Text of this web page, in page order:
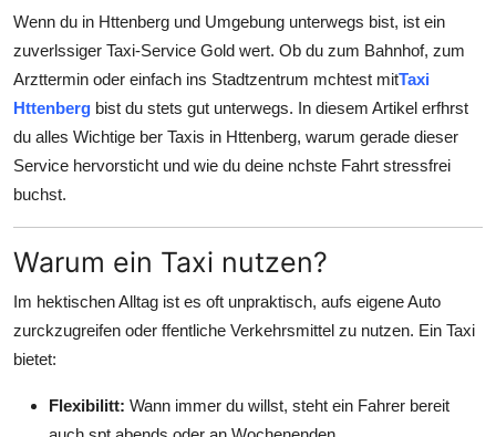
Business
Finance
Tech
General
How To
Support Number
Wenn du in Httenberg und Umgebung unterwegs bist, ist ein
zuverlssiger Taxi-Service Gold wert. Ob du zum Bahnhof, zum
Arzttermin oder einfach ins Stadtzentrum mchtest mitTaxi
Httenberg bist du stets gut unterwegs. In diesem Artikel erfhrst
du alles Wichtige ber Taxis in Httenberg, warum gerade dieser
Service hervorsticht und wie du deine nchste Fahrt stressfrei
buchst.
Warum ein Taxi nutzen?
Im hektischen Alltag ist es oft unpraktisch, aufs eigene Auto
zurckzugreifen oder ffentliche Verkehrsmittel zu nutzen. Ein Taxi
bietet:
Flexibilitt: Wann immer du willst, steht ein Fahrer bereit